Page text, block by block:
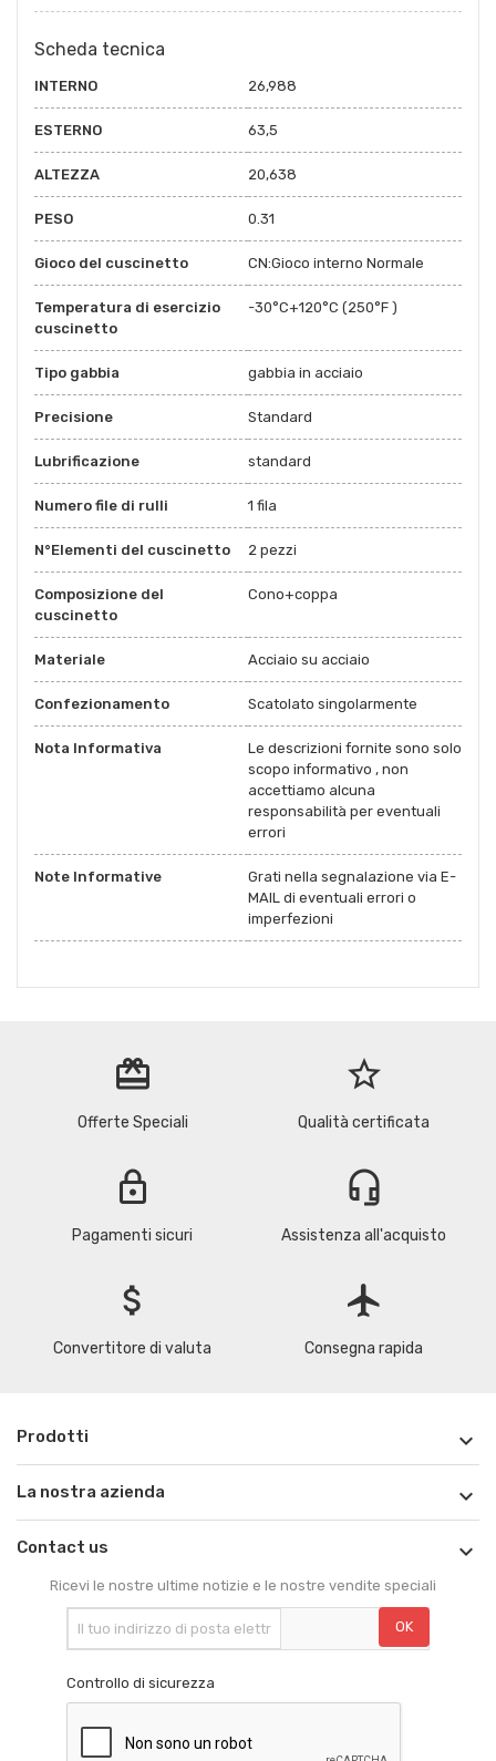
Scheda tecnica
INTERNO 26,988
ESTERNO 63,5
ALTEZZA 20,638
PESO 0.31
Gioco del cuscinetto CN:Gioco interno Normale
Temperatura di esercizio
cuscinetto
-30°C+120°C (250°F )
Tipo gabbia gabbia in acciaio
Precisione Standard
Lubrificazione standard
Numero file di rulli 1 fila
N°Elementi del cuscinetto 2 pezzi
Composizione del
cuscinetto
Cono+coppa
Materiale Acciaio su acciaio
Confezionamento Scatolato singolarmente
Nota Informativa
Le descrizioni fornite sono solo
scopo informativo , non
accettiamo alcuna
responsabilità per eventuali
errori
Note Informative
Grati nella segnalazione via E-
MAIL di eventuali errori o
imperfezioni
redeem
Offerte Speciali
star_border
Qualità certificata
lock
Pagamenti sicuri
headset_mic
Assistenza all'acquisto
attach_money
Convertitore di valuta
flight
Consegna rapida
Prodotti 
La nostra azienda 
Contact us 
Ricevi le nostre ultime notizie e le nostre vendite speciali
Controllo di sicurezza